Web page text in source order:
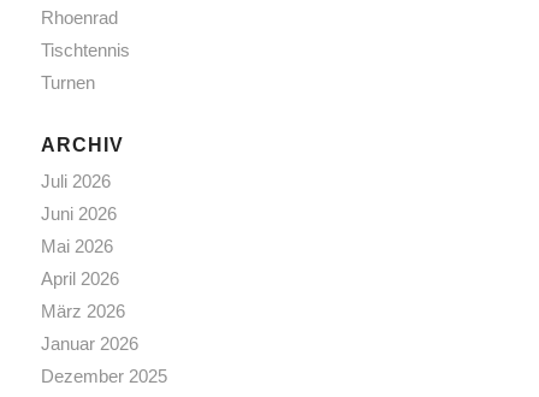
Rhoenrad
Tischtennis
Turnen
ARCHIV
Juli 2026
Juni 2026
Mai 2026
April 2026
März 2026
Januar 2026
Dezember 2025